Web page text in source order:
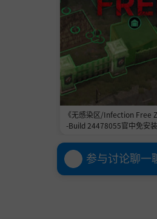
《无感染区/Infection Free
-Build 24478055官中免安
参与讨论聊一